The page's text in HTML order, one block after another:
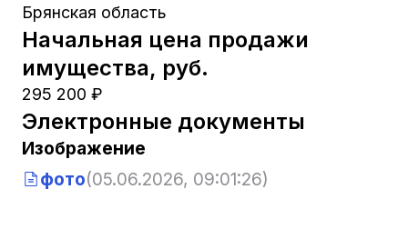
Брянская область
Начальная цена продажи
имущества, руб.
295 200 ₽
Электронные документы
Изображение
фото(05.06.2026, 09:01:26)